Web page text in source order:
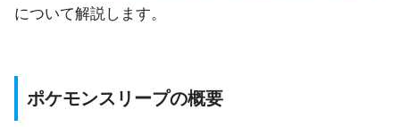
について解説します。
ポケモンスリープの概要